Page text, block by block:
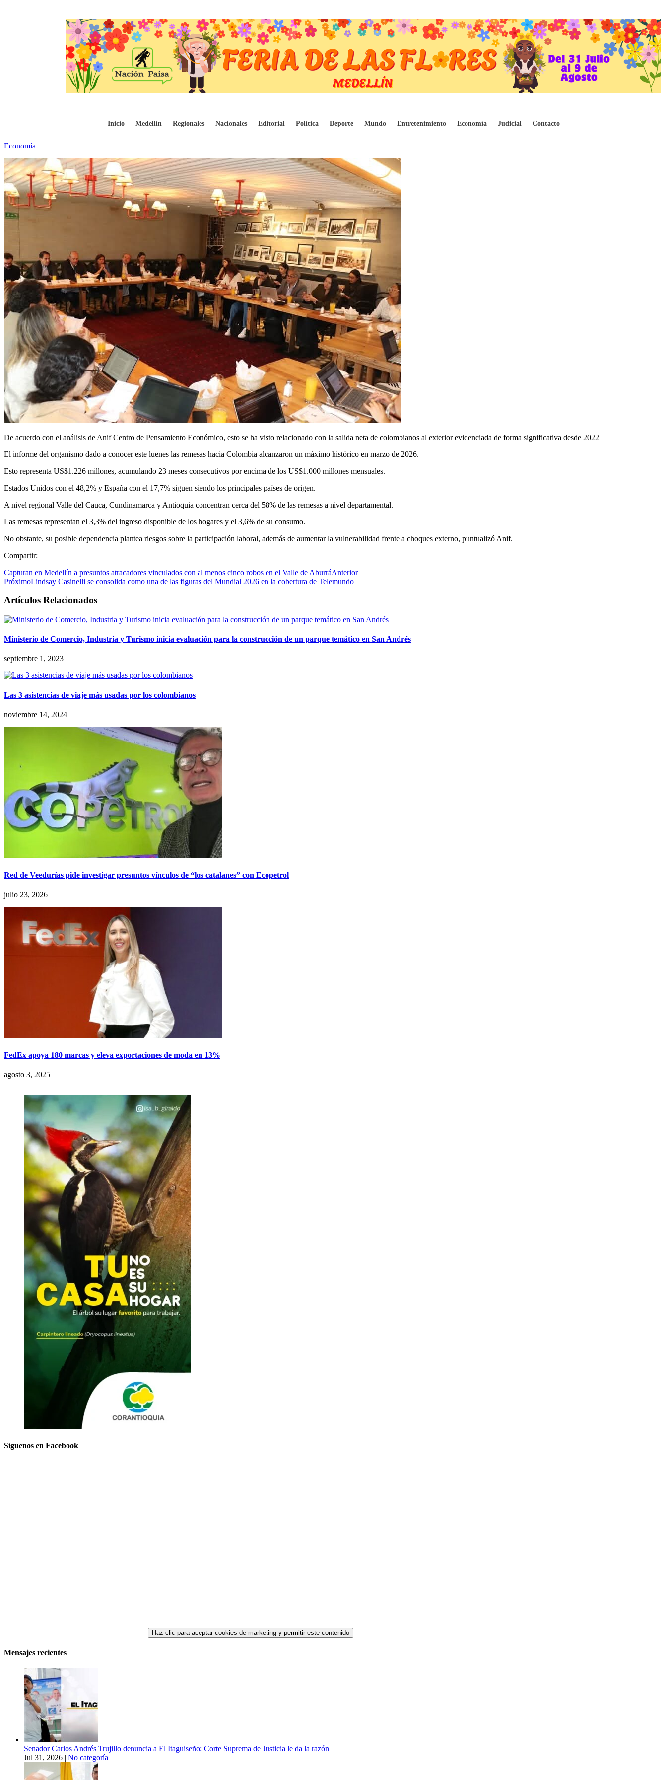
Inicio Medellín Regionales Nacionales Editorial Política Deporte Mundo Entretenimiento Economía Judicial Contacto
Remesas hacia Colombia en máximos históricos
Economía
De acuerdo con el análisis de Anif Centro de Pensamiento Económico, esto se ha visto relacionado con la salida neta de colombianos al exterior evidenciada de forma significativa desde 2022.
El informe del organismo dado a conocer este luenes las remesas hacia Colombia alcanzaron un máximo histórico en marzo de 2026.
Esto representa US$1.226 millones, acumulando 23 meses consecutivos por encima de los US$1.000 millones mensuales.
Estados Unidos con el 48,2% y España con el 17,7% siguen siendo los principales países de origen.
A nivel regional Valle del Cauca, Cundinamarca y Antioquia concentran cerca del 58% de las remesas a nivel departamental.
Las remesas representan el 3,3% del ingreso disponible de los hogares y el 3,6% de su consumo.
No obstante, su posible dependencia plantea riesgos sobre la participación laboral, además de aumentar la vulnerabilidad frente a choques externo, puntualizó Anif.
Compartir:
Capturan en Medellín a presuntos atracadores vinculados con al menos cinco robos en el Valle de AburráAnterior
PróximoLindsay Casinelli se consolida como una de las figuras del Mundial 2026 en la cobertura de Telemundo
Artículos Relacionados
Ministerio de Comercio, Industria y Turismo inicia evaluación para la construcción de un parque temático en San Andrés
septiembre 1, 2023
Las 3 asistencias de viaje más usadas por los colombianos
noviembre 14, 2024
Red de Veedurías pide investigar presuntos vínculos de “los catalanes” con Ecopetrol
julio 23, 2026
FedEx apoya 180 marcas y eleva exportaciones de moda en 13%
agosto 3, 2025
Síguenos en Facebook
Haz clic para aceptar cookies de marketing y permitir este contenido
Mensajes recientes
Senador Carlos Andrés Trujillo denuncia a El Itaguiseño: Corte Suprema de Justicia le da la razón
Jul 31, 2026 | No categoría